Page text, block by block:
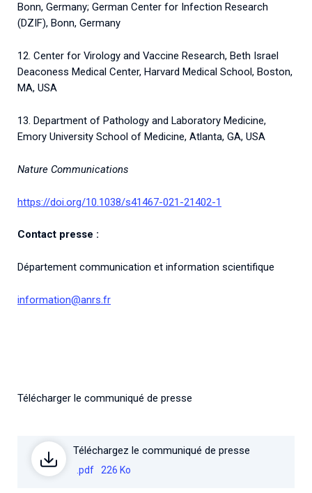
Bonn, Germany; German Center for Infection Research
(DZIF), Bonn, Germany
12. Center for Virology and Vaccine Research, Beth Israel
Deaconess Medical Center, Harvard Medical School, Boston,
MA, USA
13. Department of Pathology and Laboratory Medicine,
Emory University School of Medicine, Atlanta, GA, USA
Nature Communications
https://doi.org/10.1038/s41467-021-21402-1
Contact presse :
Département communication et information scientifique
information@anrs.fr
Télécharger le communiqué de presse
Téléchargez le communiqué de presse
.pdf 226 Ko